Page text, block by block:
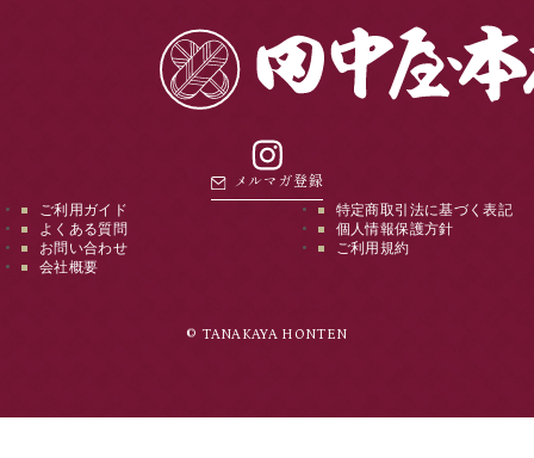
instagram
メルマガ登録
ご利用ガイド
よくある質問
お問い合わせ
会社概要
特定商取引法に基づく表記
個人情報保護方針
ご利用規約
© TANAKAYA HONTEN